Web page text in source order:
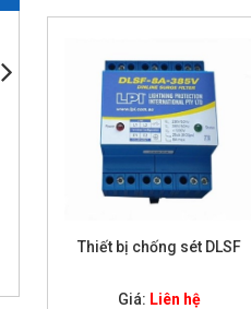
Thiết bị chống sét DLSF
Giá: Liên hệ